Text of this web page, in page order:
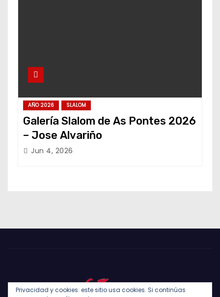
AÑO 2026 SLALOM
Galería Slalom de As Pontes 2026
– Jose Alvariño
Jun 4, 2026
Privacidad y cookies: este sitio usa cookies. Si continúas